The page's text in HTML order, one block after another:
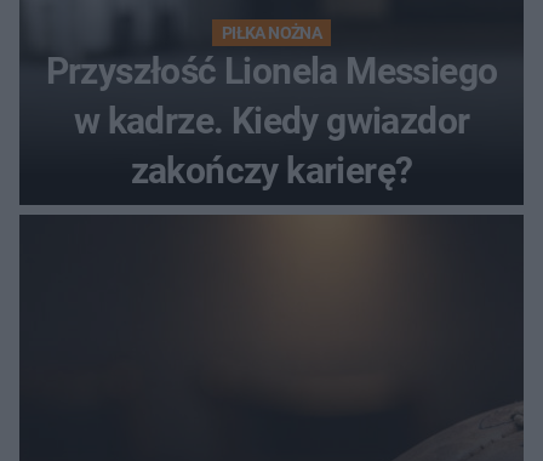
PIŁKA NOŻNA
Przyszłość Lionela Messiego
w kadrze. Kiedy gwiazdor
zakończy karierę?